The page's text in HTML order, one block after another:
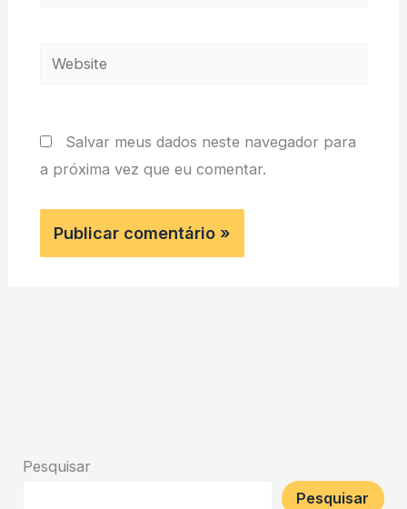
Website
Salvar meus dados neste navegador para
a próxima vez que eu comentar.
Pesquisar
Pesquisar